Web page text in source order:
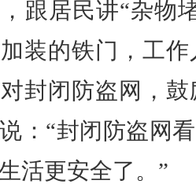
跟居民讲“杂物
装的铁门，工
封闭防盗网，
： “封闭防盗网
活更安全了。”